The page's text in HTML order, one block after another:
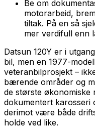
Be om
motorarbeid,
tiltak. På en så
mer verdifull enn
Datsun 120Y er i
bil, men en 1977-
veteranbilprosjekt –
bærende områder og
de største økonomiske
dokumentert karosseri
derimot være både
holde ved like.